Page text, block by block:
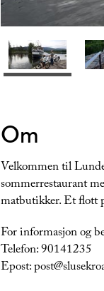
Om
Velkommen til
sommerrestaurant
matbutikker. Et flott
For informasjon og
Telefon: 90141235
Epost: